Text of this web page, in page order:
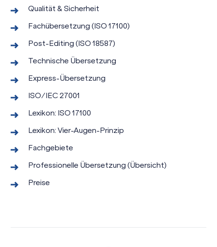
Qualität & Sicherheit
Fachübersetzung (ISO 17100)
Post-Editing (ISO 18587)
Technische Übersetzung
Express-Übersetzung
ISO/IEC 27001
Lexikon: ISO 17100
Lexikon: Vier-Augen-Prinzip
Fachgebiete
Professionelle Übersetzung (Übersicht)
Preise